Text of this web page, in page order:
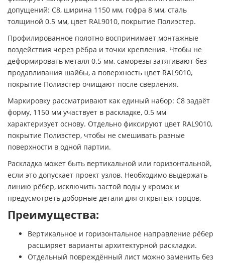
допущений: С8, ширина 1150 мм, гофра 8 мм, сталь
толщиной 0.5 мм, цвет RAL9010, покрытие Полиэстер.
Профилированное полотно воспринимает монтажные
воздействия через рёбра и точки крепления. Чтобы не
деформировать металл 0.5 мм, саморезы затягивают без
продавливания шайбы, а поверхность цвет RAL9010,
покрытие Полиэстер очищают после сверления.
Маркировку рассматривают как единый набор: С8 задаёт
форму, 1150 мм участвует в раскладке, 0.5 мм
характеризует основу. Отдельно фиксируют цвет RAL9010,
покрытие Полиэстер, чтобы не смешивать разные
поверхности в одной партии.
Раскладка может быть вертикальной или горизонтальной,
если это допускает проект узлов. Необходимо выдержать
линию рёбер, исключить застой воды у кромок и
предусмотреть доборные детали для открытых торцов.
Преимущества:
Вертикальное и горизонтальное направление рёбер
расширяет варианты архитектурной раскладки.
Отдельный повреждённый лист можно заменить без